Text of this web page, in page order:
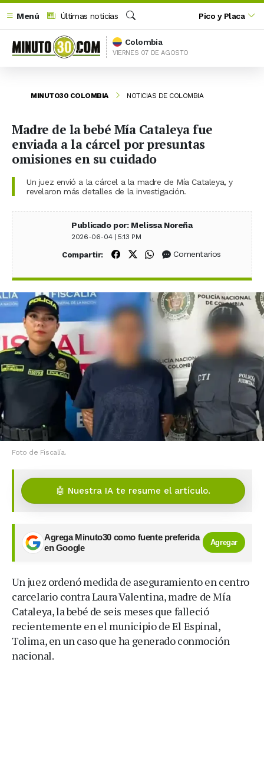
Menú
Últimas noticias
Buscar
Pico y Placa
Colombia
VIERNES 07 DE AGOSTO
MINUTO30 COLOMBIA NOTICIAS DE COLOMBIA
Madre de la bebé Mía Cataleya fue
enviada a la cárcel por presuntas
omisiones en su cuidado
Un juez envió a la cárcel a la madre de Mía Cataleya, y
revelaron más detalles de la investigación.
Publicado por: Melissa Noreña
2026-06-04 | 5:13 PM
Compartir: Compartir en Facebook
Compartir en X (Twitter)
Compartir en WhatsApp
Comentarios
Foto de Fiscalía.
🤖 Nuestra IA te resume el artículo.
Agrega Minuto30 como fuente preferida
en Google
Agregar
Un juez ordenó medida de aseguramiento en centro
carcelario contra Laura Valentina, madre de Mía
Cataleya, la bebé de seis meses que falleció
recientemente en el municipio de El Espinal,
Tolima, en un caso que ha generado conmoción
nacional.